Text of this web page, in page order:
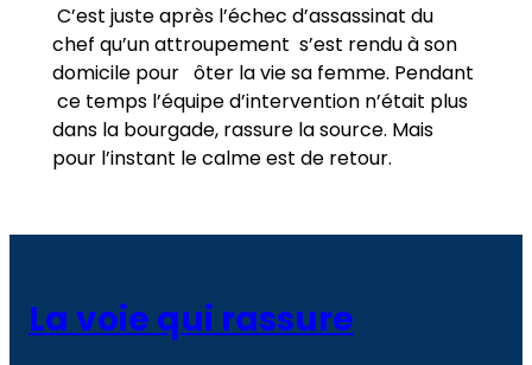
C’est juste après l’échec d’assassinat du
chef qu’un attroupement s’est rendu à son
domicile pour ôter la vie sa femme. Pendant
ce temps l’équipe d’intervention n’était plus
dans la bourgade, rassure la source. Mais
pour l’instant le calme est de retour.
La voie qui rassure